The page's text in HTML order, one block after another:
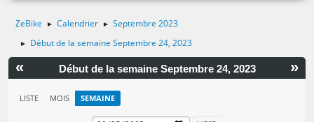
ZeBike ► Calendrier ► Septembre 2023
► Début de la semaine Septembre 24, 2023
« »
Début de la semaine Septembre 24, 2023
LISTE MOIS SEMAINE